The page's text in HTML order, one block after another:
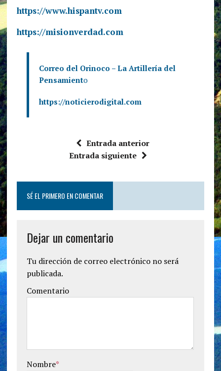
https://www.hispantv.com
https://misionverdad.com
Correo del Orinoco – La Artillería del
Pensamiento
https://noticierodigital.com
Entrada anterior
Entrada siguiente
SÉ EL PRIMERO EN COMENTAR
Dejar un comentario
Tu dirección de correo electrónico no será
publicada.
Comentario
Nombre*